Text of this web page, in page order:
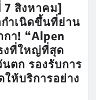
7 สิงหาคม]
ำเนิดขึ้นที่ย่าน
กา! “Alpen
งที่ใหญ่ที่สุด
ตก รองรับการ
ห้บริการอย่าง